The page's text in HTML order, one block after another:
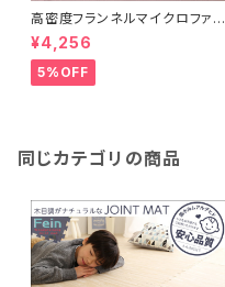
高密度フランネルマイクロファイ
バー・ラグマットLサイズ（200×2
50cm）洗えるラグマット｜ナル
トレア
¥4,256
5%OFF
同じカテゴリの商品